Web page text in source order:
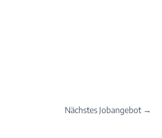
Nächstes Jobangebot →